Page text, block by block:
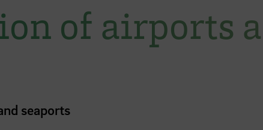
of airports
seaports